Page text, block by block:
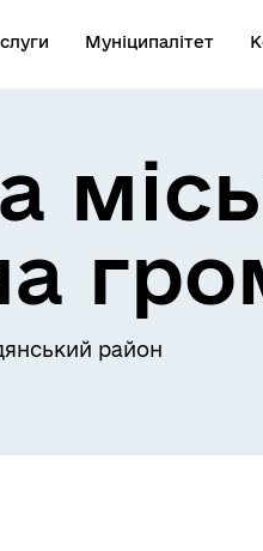
Муніципалітет
район